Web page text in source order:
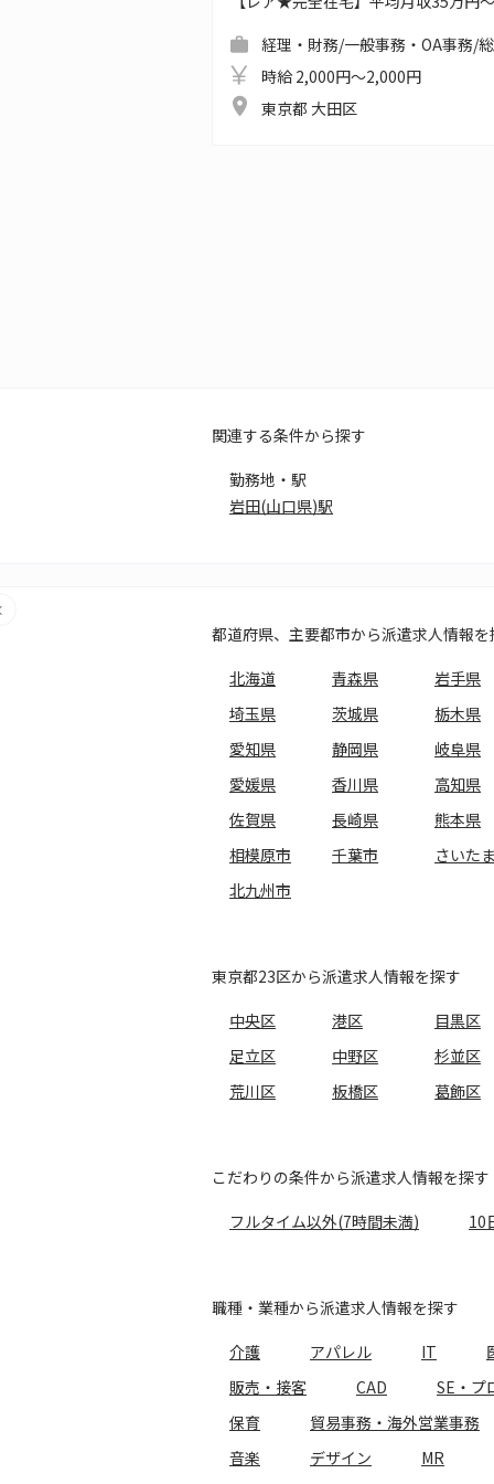
経理・財務/一般事務・OA事務/
時給 2,000円～2,000円
東京都 大田区
関連する条件から探す
勤務地・駅
岩田(山口県)駅
都道府県、主要都市から派遣求人情報を
北海道
青森県 岩手県
埼玉県
茨城県 栃木県
愛知県
静岡県 岐阜県
愛媛県
香川県 高知県
佐賀県
長崎県 熊本県
相模原市
千葉市 さいた
北九州市
東京都23区から派遣求人情報を探す
中央区
港区 目黒区
足立区
中野区 杉並区
荒川区
板橋区 葛飾区
こだわりの条件から派遣求人情報を探す
フルタイム以外(7時間未満)
10
職種・業種から派遣求人情報を探す
介護
アパレル IT
販売・接客
CAD SE・プ
保育
貿易事務・海外営業事務
音楽
デザイン MR